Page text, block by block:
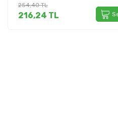
254,40TL
216,24 TL